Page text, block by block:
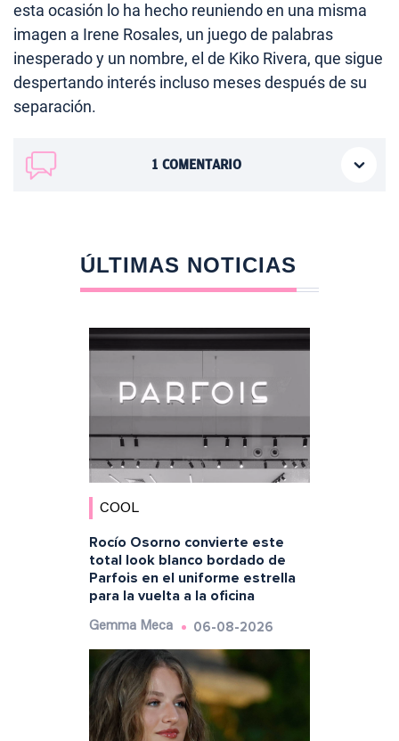
esta ocasión lo ha hecho reuniendo en una misma
imagen a Irene Rosales, un juego de palabras
inesperado y un nombre, el de Kiko Rivera, que sigue
despertando interés incluso meses después de su
separación.
1 COMENTARIO
ÚLTIMAS NOTICIAS
COOL
Rocío Osorno convierte este
total look blanco bordado de
Parfois en el uniforme estrella
para la vuelta a la oficina
Gemma Meca 06-08-2026